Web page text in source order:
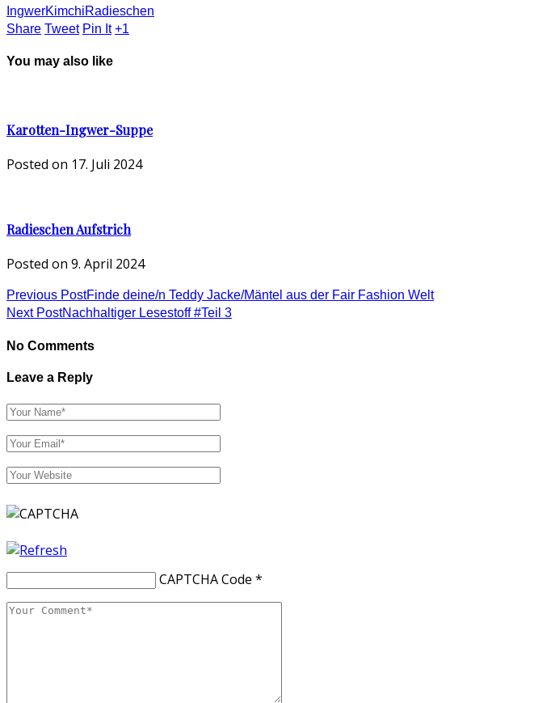
IngwerKimchiRadieschen
Share Tweet Pin It +1
You may also like
Karotten-Ingwer-Suppe
Posted on 17. Juli 2024
Radieschen Aufstrich
Posted on 9. April 2024
Previous PostFinde deine/n Teddy Jacke/Mäntel aus der Fair Fashion Welt
Next PostNachhaltiger Lesestoff #Teil 3
No Comments
Leave a Reply
CAPTCHA Code *